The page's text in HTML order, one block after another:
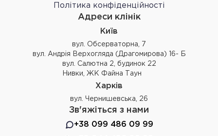
Політика конфіденційності
Адреси клінік
Київ
вул. Обсерваторна, 7
вул. Андрія Верхогляда (Драгомирова) 16- Б
вул. Салютна 2, будинок 22
Нивки, ЖК Файна Таун
Харків
вул. Чернишевська, 26
Зв'яжіться з нами
+38 099 486 09 99